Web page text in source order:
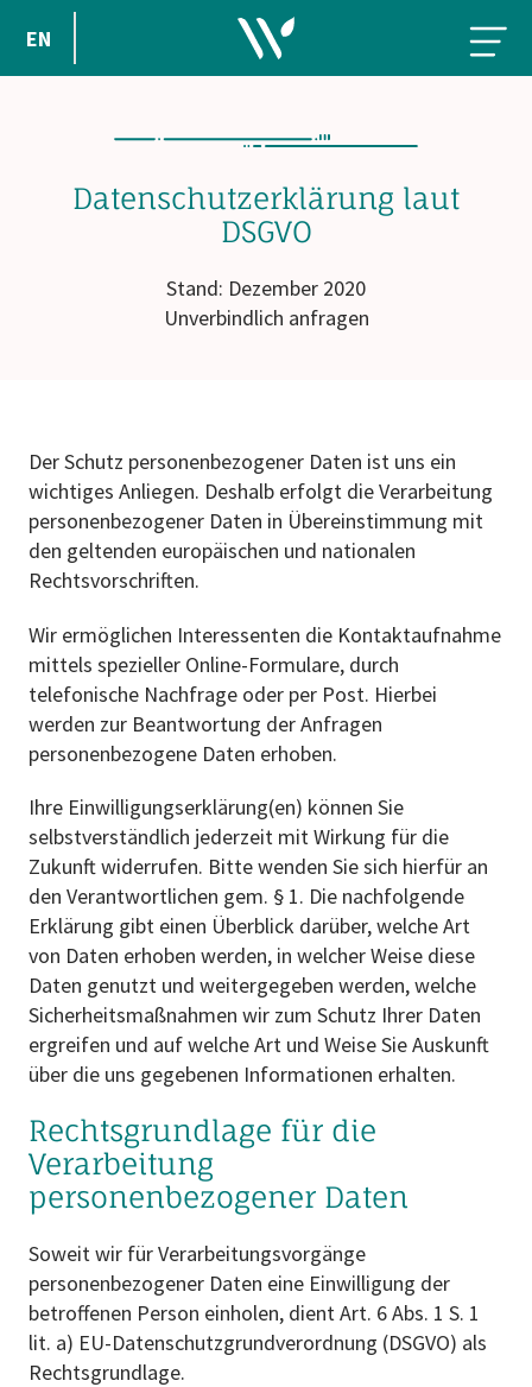
EN
Datenschutzerklärung laut
DSGVO
Stand: Dezember 2020
Unverbindlich anfragen
Der Schutz personenbezogener Daten ist uns ein
wichtiges Anliegen. Deshalb erfolgt die Verarbeitung
personenbezogener Daten in Übereinstimmung mit
den geltenden europäischen und nationalen
Rechtsvorschriften.
Wir ermöglichen Interessenten die Kontaktaufnahme
mittels spezieller Online-Formulare, durch
telefonische Nachfrage oder per Post. Hierbei
werden zur Beantwortung der Anfragen
personenbezogene Daten erhoben.
Ihre Einwilligungserklärung(en) können Sie
selbstverständlich jederzeit mit Wirkung für die
Zukunft widerrufen. Bitte wenden Sie sich hierfür an
den Verantwortlichen gem. § 1. Die nachfolgende
Erklärung gibt einen Überblick darüber, welche Art
von Daten erhoben werden, in welcher Weise diese
Daten genutzt und weitergegeben werden, welche
Sicherheitsmaßnahmen wir zum Schutz Ihrer Daten
ergreifen und auf welche Art und Weise Sie Auskunft
über die uns gegebenen Informationen erhalten.
Rechtsgrundlage für die
Verarbeitung
personenbezogener Daten
Soweit wir für Verarbeitungsvorgänge
personenbezogener Daten eine Einwilligung der
betroffenen Person einholen, dient Art. 6 Abs. 1 S. 1
lit. a) EU-Datenschutzgrundverordnung (DSGVO) als
Rechtsgrundlage.